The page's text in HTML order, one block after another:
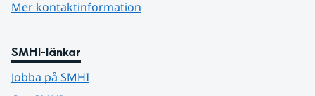
Mer kontaktinformation
SMHI-länkar
Jobba på SMHI